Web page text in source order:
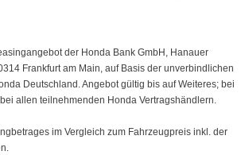
der Honda Bank GmbH, Hanauer
Frankfurt am Main, auf Basis der unverbindlichen
Deutschland. Angebot gültig bis auf Weiteres; bei
allen teilnehmenden Honda Vertragshändlern.
im Vergleich zum Fahrzeugpreis inkl. der